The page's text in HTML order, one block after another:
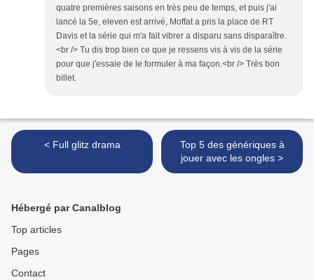
quatre premières saisons en très peu de temps, et puis j'ai
lancé la 5e, eleven est arrivé, Moffat a pris la place de RT
Davis et la série qui m'a fait vibrer a disparu sans disparaître.
<br /> Tu dis trop bien ce que je ressens vis à vis de la série
pour que j'essaie de le formuler à ma façon.<br /> Très bon
billet.
< Full glitz drama
Top 5 des génériques à
jouer avec les ongles >
Hébergé par Canalblog
Top articles
Pages
Contact